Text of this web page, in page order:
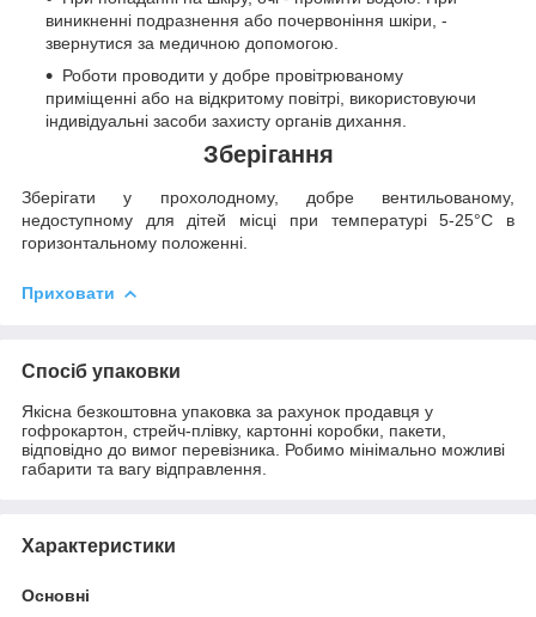
виникненні подразнення або почервоніння шкіри, -
звернутися за медичною допомогою.
Роботи проводити у добре провітрюваному
приміщенні або на відкритому повітрі, використовуючи
індивідуальні засоби захисту органів дихання.
Зберігання
Зберігати у прохолодному, добре вентильованому,
недоступному для дітей місці при температурі 5-25°C в
горизонтальному положенні.
Приховати
Спосіб упаковки
Якісна безкоштовна упаковка за рахунок продавця у
гофрокартон, стрейч-плівку, картонні коробки, пакети,
відповідно до вимог перевізника. Робимо мінімально можливі
габарити та вагу відправлення.
Характеристики
Основні